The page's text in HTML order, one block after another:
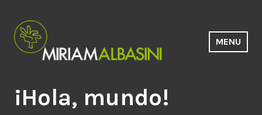
contenido
Estudio Miriam Albasini
MENU
¡Hola, mundo!